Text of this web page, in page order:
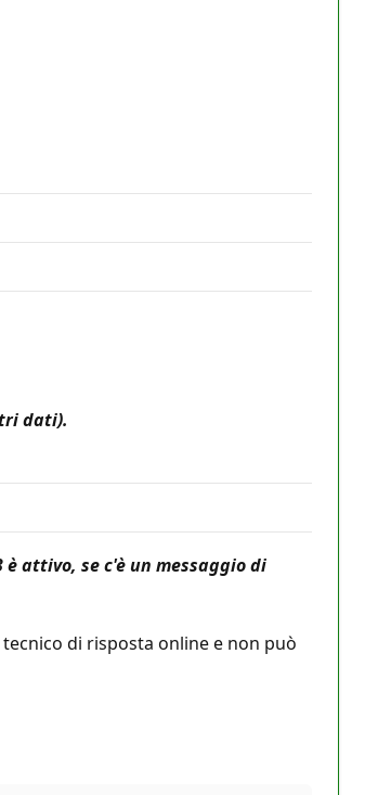
dati).
attivo, se c'è un messaggio di
di risposta online e non può